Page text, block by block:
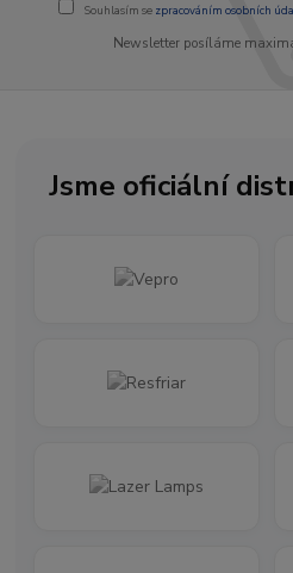
Souhlasím se zpracováním osobních
Newsletter posíláme
Jsme oficiální